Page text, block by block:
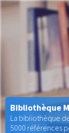
Bibliothèque
La bibliothèque
5000 références